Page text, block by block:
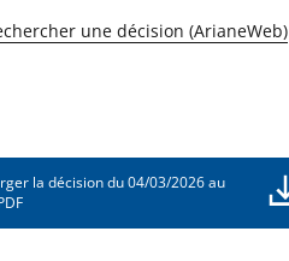
une décision (ArianeWeb)
la décision du 04/03/2026 au